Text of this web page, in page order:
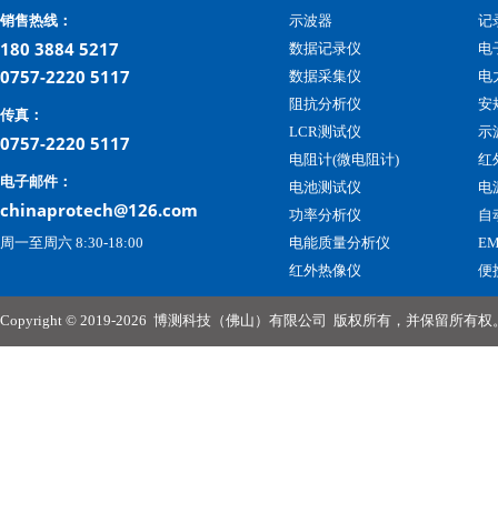
销售热线：
180 3884 5217
0757-2220 5117
传真：
0757-2220 5117
电子邮件：
chinaprotech@126.com
周一至周六 8:30-18:00
示波器
数据记录仪
数据采集仪
阻抗分析仪
LCR测试仪
电阻计(微电阻计)
电池测试仪
功率分析仪
电能质量分析仪
红外热像仪
记
电
电
安
示
红
电
自
便
Copyright © 2019-2026 博测科技（佛山）有限公司 版权所有，并保留所有